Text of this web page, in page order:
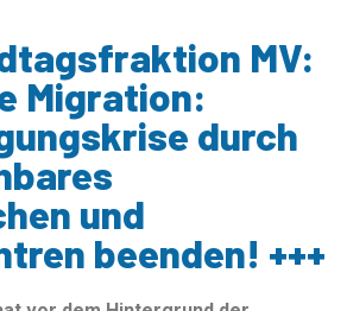
MV:
Migration:
durch
und
beenden! +++